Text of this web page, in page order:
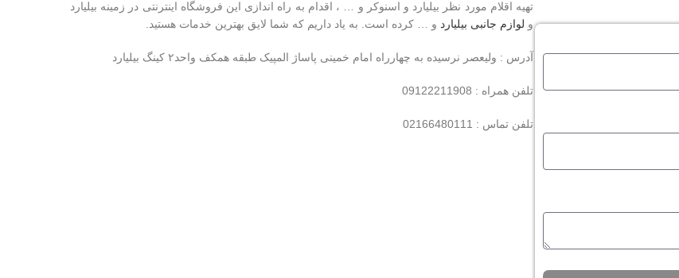
تهیه اقلام مورد نظر بیلیارد و اسنوکر و … ، اقدام به راه اندازی این فروشگاه اینترنتی در زمینه بیلیارد
و لوازم جانبی بیلیارد و … کرده است. به یاد داریم که شما لایق بهترین خدمات هستید.
آدرس : ولیعصر نرسیده به چهارراه امام خمینی پاساژ المپیک طبقه همکف واحد۲ کینگ بیلیارد
تلفن همراه : 09122211908
تلفن تماس : 02166480111